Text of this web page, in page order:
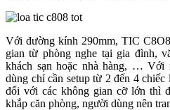
Với đường kính 290mm, TIC
gian từ phòng nghe tại gia đình,
khách sạn hoặc nhà hàng, … Với
dùng chỉ cần setup từ 2 đến 4
đối với các không gian cỡ lớn thì
khắp căn phòng, người dùng nên